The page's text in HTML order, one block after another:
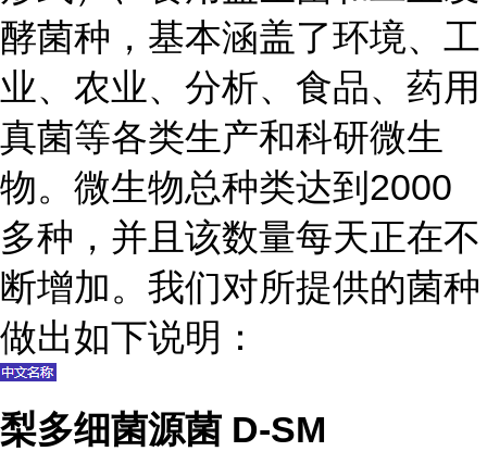
酵菌种，基本涵盖了环境、工
业、农业、分析、食品、药用
真菌等各类生产和科研微生
物。微生物总种类达到2000
多种，并且该数量每天正在不
断增加。我们对所提供的菌种
做出如下说明：
梨多细菌源菌 D-SM